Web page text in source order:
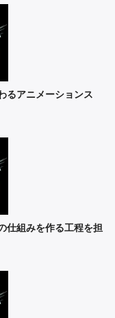
るアニメーションス
仕組みを作る工程を担